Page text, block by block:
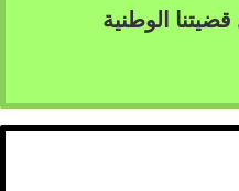
الوطنية